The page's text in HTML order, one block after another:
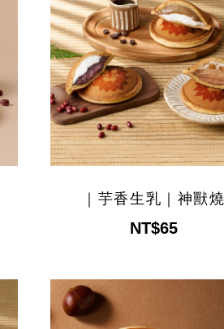
｜芋香生乳｜神獸燒
NT$65